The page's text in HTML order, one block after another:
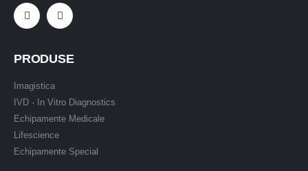
PRODUSE
Imagistica
IVD - In Vitro Diagnostics
Echipamente Medicale
Lifescience
Echipamente Special